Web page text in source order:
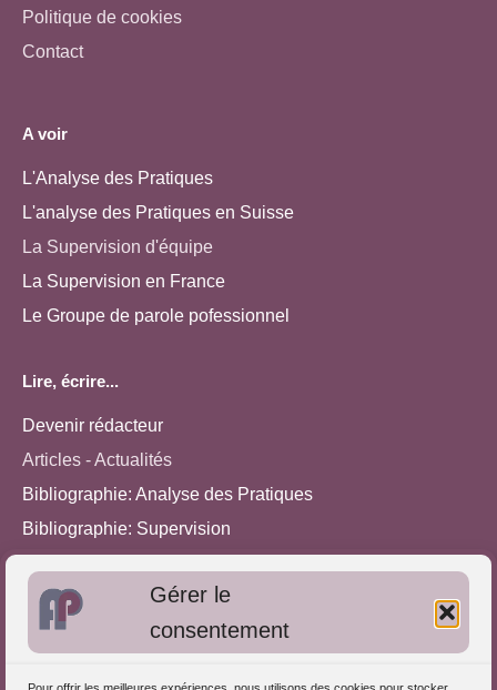
Gérer le
consentement
Politique de cookies
Contact
A voir
L'Analyse des Pratiques
L'analyse des Pratiques en Suisse
La Supervision d'équipe
La Supervision en France
Le Groupe de parole pofessionnel
Lire, écrire...
Devenir rédacteur
Articles - Actualités
Bibliographie: Analyse des Pratiques
Bibliographie: Supervision
Approches de l'Analyse des pratiques